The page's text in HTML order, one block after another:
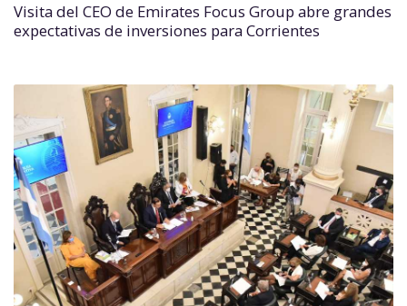
Visita del CEO de Emirates Focus Group abre grandes
expectativas de inversiones para Corrientes